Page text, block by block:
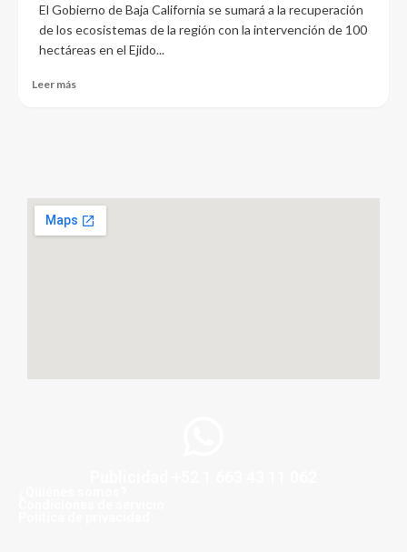
El Gobierno de Baja California se sumará a la recuperación
de los ecosistemas de la región con la intervención de 100
hectáreas en el Ejido...
Leer más